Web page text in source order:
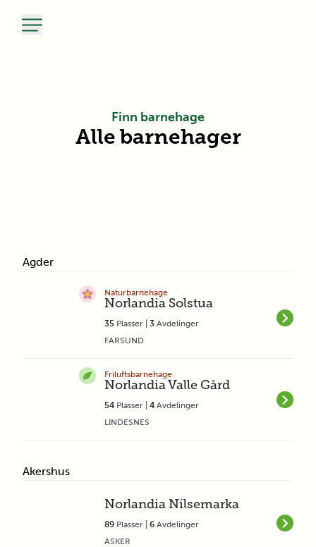
Finn barnehage
Alle barnehager
Agder
Naturbarnehage
Norlandia Solstua
35 Plasser | 3 Avdelinger
FARSUND
Friluftsbarnehage
Norlandia Valle Gård
54 Plasser | 4 Avdelinger
LINDESNES
Akershus
Norlandia Nilsemarka
89 Plasser | 6 Avdelinger
ASKER